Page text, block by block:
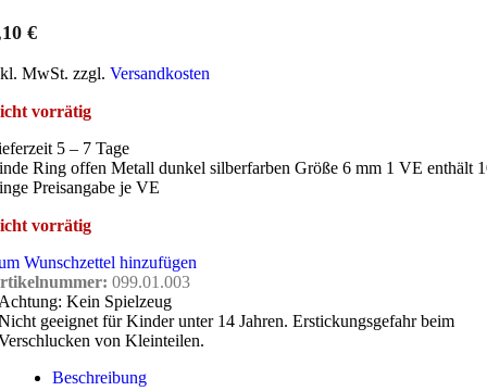
€
MwSt. zzgl. Versandkosten
vorrätig
5 – 7 Tage
Ring offen Metall dunkel silberfarben Größe 6 mm 1 VE enthält
Preisangabe je VE
vorrätig
Wunschzettel hinzufügen
099.01.003
Kein Spielzeug
geeignet für Kinder unter 14 Jahren. Erstickungsgefahr beim
von Kleinteilen.
Beschreibung